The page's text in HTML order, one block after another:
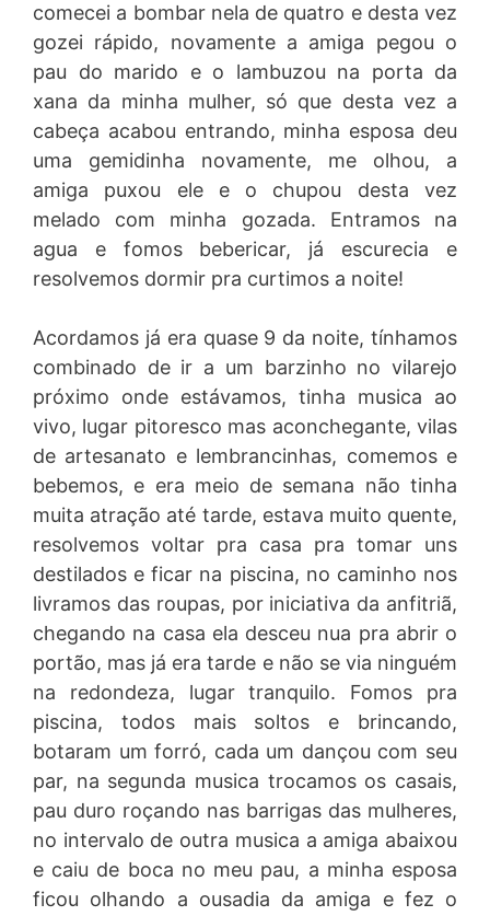
comecei a bombar nela de quatro e desta vez
gozei rápido, novamente a amiga pegou o
pau do marido e o lambuzou na porta da
xana da minha mulher, só que desta vez a
cabeça acabou entrando, minha esposa deu
uma gemidinha novamente, me olhou, a
amiga puxou ele e o chupou desta vez
melado com minha gozada. Entramos na
agua e fomos bebericar, já escurecia e
resolvemos dormir pra curtimos a noite!
Acordamos já era quase 9 da noite, tínhamos
combinado de ir a um barzinho no vilarejo
próximo onde estávamos, tinha musica ao
vivo, lugar pitoresco mas aconchegante, vilas
de artesanato e lembrancinhas, comemos e
bebemos, e era meio de semana não tinha
muita atração até tarde, estava muito quente,
resolvemos voltar pra casa pra tomar uns
destilados e ficar na piscina, no caminho nos
livramos das roupas, por iniciativa da anfitriã,
chegando na casa ela desceu nua pra abrir o
portão, mas já era tarde e não se via ninguém
na redondeza, lugar tranquilo. Fomos pra
piscina, todos mais soltos e brincando,
botaram um forró, cada um dançou com seu
par, na segunda musica trocamos os casais,
pau duro roçando nas barrigas das mulheres,
no intervalo de outra musica a amiga abaixou
e caiu de boca no meu pau, a minha esposa
ficou olhando a ousadia da amiga e fez o